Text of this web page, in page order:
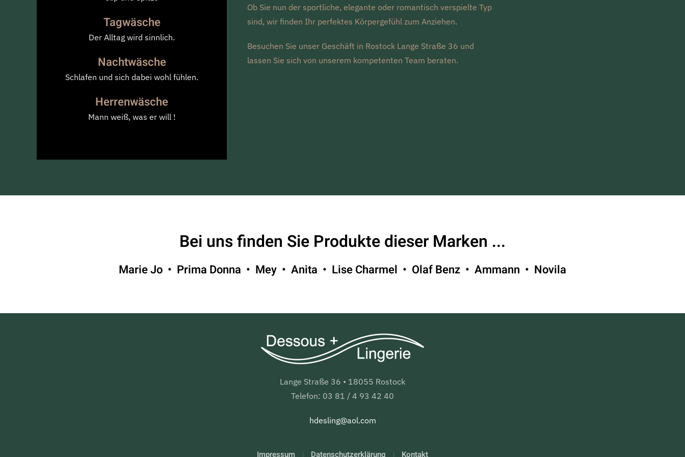
Tagwäsche
Der Alltag wird sinnlich.
Nachtwäsche
Schlafen und sich dabei wohl fühlen.
Herrenwäsche
Mann weiß, was er will !
Ob Sie nun der sportliche, elegante oder romantisch verspielte Typ
sind, wir finden Ihr perfektes Körpergefühl zum Anziehen.
Besuchen Sie unser Geschäft in Rostock Lange Straße 36 und
lassen Sie sich von unserem kompetenten Team beraten.
Bei uns finden Sie Produkte dieser Marken ...
Marie Jo • Prima Donna • Mey • Anita • Lise Charmel • Olaf Benz • Ammann • Novila
Lange Straße 36 • 18055 Rostock
Telefon: 03 81 / 4 93 42 40
hdesling@aol.com
Impressum Datenschutzerklärung Kontakt